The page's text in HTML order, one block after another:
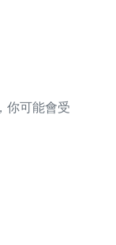
你可能會受